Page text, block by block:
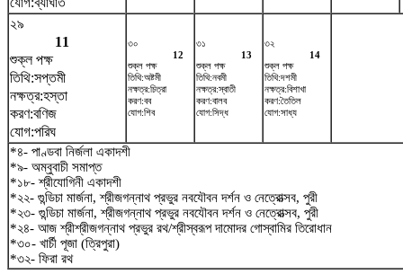
২৯
11
শুক্ল পক্ষ
তিথি:সপ্তমী
নক্ষত্র:হস্তা
করণ:বণিজ
যোগ:পরিঘ
৩০
12
শুক্ল পক্ষ
তিথি:অষ্টমী
নক্ষত্র:চিত্রা
করণ:বব
যোগ:শিব
৩১
13
শুক্ল পক্ষ
তিথি:নবমী
নক্ষত্র:স্বাতী
করণ:বালব
যোগ:সিদ্ধ
৩২
14
শুক্ল পক্ষ
তিথি:দশমী
নক্ষত্র:বিশাখা
করণ:তৈতিল
যোগ:সাধ্য
*৪- পাণ্ডবা নির্জলা একাদশী
*৯- অম্বুবাচী সমাপ্ত
*১৮- শ্রীযোগিনী একাদশী
*২২- গুন্ডিচা মার্জনা, শ্রীজগন্নাথ প্রভুর নবযৌবন দর্শন ও নেত্রোত্সব, পুরী
*২৩- গুন্ডিচা মার্জনা, শ্রীজগন্নাথ প্রভুর নবযৌবন দর্শন ও নেত্রোত্সব, পুরী
*২৪- আজ শ্রীশ্রীজগন্নাথ প্রভুর রথ/শ্রীস্বরূপ দামোদর গোস্বামির তিরোধান
*৩০- খার্চী পূজা (ত্রিপুরা)
*৩২- ফিরা রথ